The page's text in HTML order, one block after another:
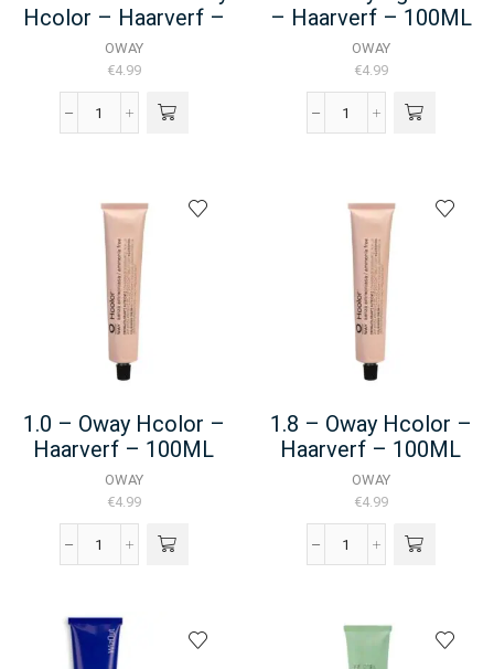
Hcolor – Haarverf –
100ML
OWAY
€4.99
03.04
Hcolor
Haarverf
100ML
aantal
– Haarverf – 100ML
OWAY
€4.99
1.0
-
Haarverf
100ML
aantal
1.0 – Oway Hcolor –
Haarverf – 100ML
OWAY
€4.99
1.0
Hcolor
Haarverf
1.8 – Oway Hcolor –
Haarverf – 100ML
OWAY
€4.99
1.8
-
Haarverf